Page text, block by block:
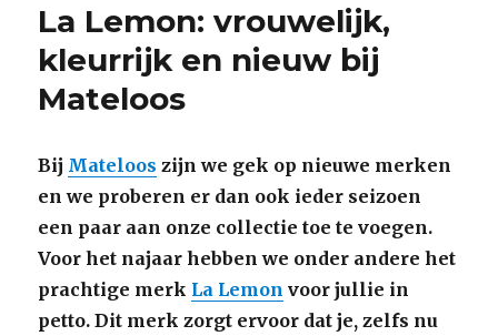
La Lemon: vrouwelijk,
kleurrijk en nieuw bij
Mateloos
Bij Mateloos zijn we gek op nieuwe merken
en we proberen er dan ook ieder seizoen
een paar aan onze collectie toe te voegen.
Voor het najaar hebben we onder andere het
prachtige merk La Lemon voor jullie in
petto. Dit merk zorgt ervoor dat je, zelfs nu